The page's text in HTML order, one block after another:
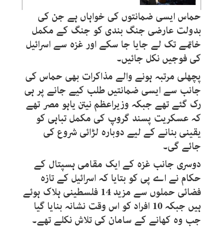
حماس ایسی ضمانتوں کی خواہاں ہے جن کی
بدولت عارضی جنگ بندی کو جنگ کے مکمل
خاتمے تک لے جایا جا سکے اور غزہ سے اسرائیل
کی فوجیں نکل جائیں۔
پچھلی مرتبہ ہونے والے مذاکرات بھی حماس کی
جانب سے ایسی ضمانتیں طلب کیے جانے پر ہی
رک گئے تھے جبکہ وزیراعظم نیتن یاہو مصر تھے
کہ عسکریت پسند گروپ کی مکمل تباہی کو
یقینی بنانے کے لیے دوبارہ لڑائی شروع کی
جائے گی۔
دوسری جانب غزہ کے ایک مقامی ہسپتال کے
حکام نے اے پی کو بتایا کہ اسرائیل کے تازہ
فضائی حملوں سے مزید 14 فلسطینی ہلاک ہوئے
ہیں جبکہ 10 افراد کو اس وقت نشانہ بنایا گیا
جب وہ کھانے کے سامان کی تلاش نکلے تھے۔